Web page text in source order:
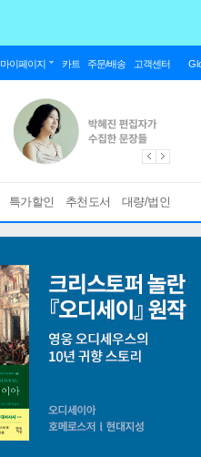
마이페이지 카트 주문/배송 고객센터
특가할인 추천도서 대량/법인